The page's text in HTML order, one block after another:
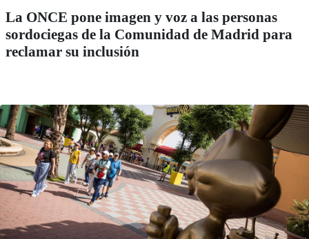
La ONCE pone imagen y voz a las personas
sordociegas de la Comunidad de Madrid para
reclamar su inclusión